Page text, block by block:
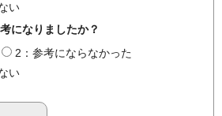
い
になりましたか？
2：参考にならなかった
い